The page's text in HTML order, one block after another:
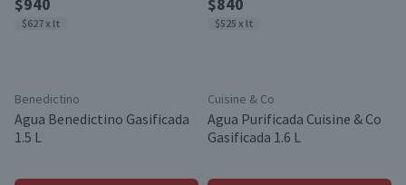
$627 x lt
Benedictino
Agua Benedictino Gasificada
1.5 L
$525 x lt
Cuisine & Co
Agua Purificada Cuisine & Co
Gasificada 1.6 L